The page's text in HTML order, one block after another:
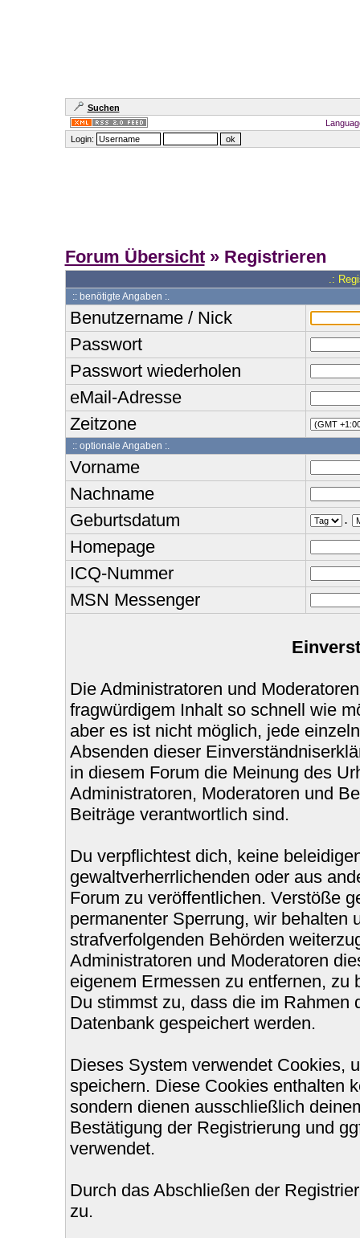
Suchen
Login:
Forum Übersicht» Registrieren
.:
:: benötigte Angaben :.
Benutzername / Nick
Passwort
Passwort wiederholen
eMail-Adresse
Zeitzone
:: optionale Angaben :.
Vorname
Nachname
Geburtsdatum
.
Homepage
ICQ-Nummer
MSN Messenger
Die Administratoren und
fragwürdigem Inhalt so schnell wie
aber es ist nicht möglich, jede
Absenden dieser
in diesem Forum die Meinung des
Administratoren, Moderatoren und
Beiträge verantwortlich sind.
Du verpflichtest dich, keine
gewaltverherrlichenden oder aus
Forum zu veröffentlichen. Verstöße
permanenter Sperrung, wir behalten
strafverfolgenden Behörden
Administratoren und Moderatoren
eigenem Ermessen zu entfernen, zu
Du stimmst zu, dass die im Rahmen
Datenbank gespeichert werden.
Dieses System verwendet Cookies,
speichern. Diese Cookies enthalten
sondern dienen ausschließlich
Bestätigung der Registrierung und
verwendet.
Durch das Abschließen der
zu.